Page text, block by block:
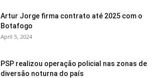
Artur Jorge firma contrato até 2025 com o
Botafogo
April 5, 2024
PSP realizou operação policial nas zonas de
diversão noturna do país